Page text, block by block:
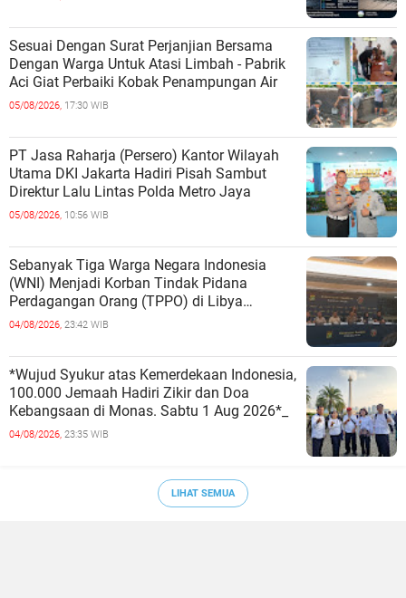
Sesuai Dengan Surat Perjanjian Bersama
Dengan Warga Untuk Atasi Limbah - Pabrik
Aci Giat Perbaiki Kobak Penampungan Air
05/08/2026, 17:30 WIB
PT Jasa Raharja (Persero) Kantor Wilayah
Utama DKI Jakarta Hadiri Pisah Sambut
Direktur Lalu Lintas Polda Metro Jaya
05/08/2026, 10:56 WIB
Sebanyak Tiga Warga Negara Indonesia
(WNI) Menjadi Korban Tindak Pidana
Perdagangan Orang (TPPO) di Libya
Berhasil Dipulangkan Ke - Indonesia. Mereka
04/08/2026, 23:42 WIB
*Wujud Syukur atas Kemerdekaan Indonesia,
100.000 Jemaah Hadiri Zikir dan Doa
Kebangsaan di Monas. Sabtu 1 Aug 2026*_
04/08/2026, 23:35 WIB
LIHAT SEMUA